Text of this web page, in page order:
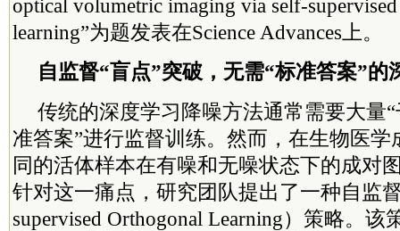
optical volumetric imaging via self-
learning”为题发表在Science Advances上。
自监督“盲点”突破，无需“标准答案”的
传统的深度学习降噪方法通常需要大量
准答案”进行监督训练。然而，在生物医
同的活体样本在有噪和无噪状态下的成对
针对这一痛点，研究团队提出了一种自监
supervised Orthogonal Learning）策略。